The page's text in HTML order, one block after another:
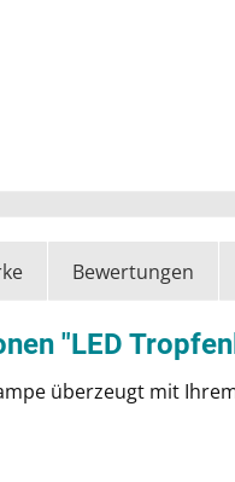
Bewertungen
"LED
überzeugt mit